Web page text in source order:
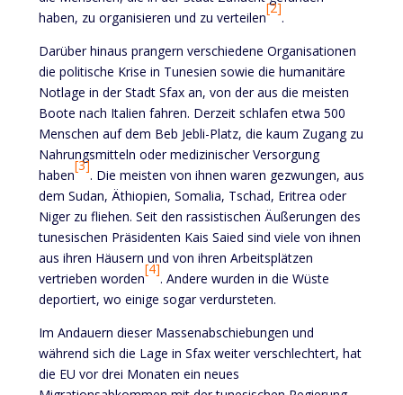
haben, zu organisieren und zu verteilen
[2]
.
Darüber hinaus prangern verschiedene Organisationen
die politische Krise in Tunesien sowie die humanitäre
Notlage in der Stadt Sfax an, von der aus die meisten
Boote nach Italien fahren. Derzeit schlafen etwa 500
Menschen auf dem Beb Jebli-Platz, die kaum Zugang zu
Nahrungsmitteln oder medizinischer Versorgung
haben
[3]
. Die meisten von ihnen waren gezwungen, aus
dem Sudan, Äthiopien, Somalia, Tschad, Eritrea oder
Niger zu fliehen. Seit den rassistischen Äußerungen des
tunesischen Präsidenten Kais Saied sind viele von ihnen
aus ihren Häusern und von ihren Arbeitsplätzen
vertrieben worden
[4]
. Andere wurden in die Wüste
deportiert, wo einige sogar verdursteten.
Im Andauern dieser Massenabschiebungen und
während sich die Lage in Sfax weiter verschlechtert, hat
die EU vor drei Monaten ein neues